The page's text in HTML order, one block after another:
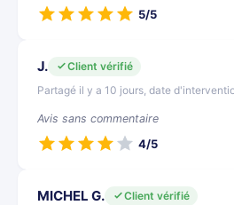
5/5
J.
Client vérifié
Partagé il y a 10 jours, date
Avis sans commentaire
4/5
MICHEL G.
Client vérifié